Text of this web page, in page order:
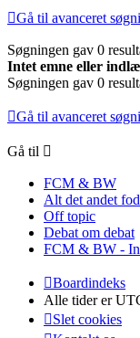
Gå til avanceret
Søgningen gav 0
Intet emne eller
Søgningen gav 0
Gå til avanceret
Gå til
FCM & BW
Alt det andet
Off topic
Debat om debat
FCM & BW -
Boardindeks
Alle tider er
Slet cookies